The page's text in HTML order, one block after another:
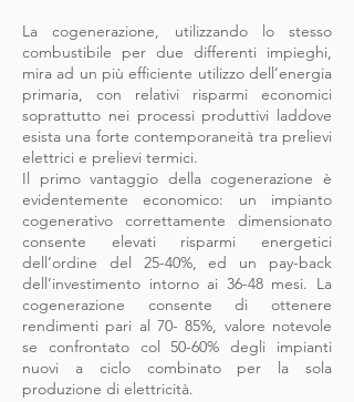
La cogenerazione, utilizzando lo stesso
combustibile per due differenti impieghi,
mira ad un più efficiente utilizzo dell’energia
primaria, con relativi risparmi economici
soprattutto nei processi produttivi laddove
esista una forte contemporaneità tra prelievi
elettrici e prelievi termici.
Il primo vantaggio della cogenerazione è
evidentemente economico: un impianto
cogenerativo correttamente dimensionato
consente elevati risparmi energetici
dell’ordine del 25-40%, ed un pay-back
dell’investimento intorno ai 36-48 mesi. La
cogenerazione consente di ottenere
rendimenti pari al 70- 85%, valore notevole
se confrontato col 50-60% degli impianti
nuovi a ciclo combinato per la sola
produzione di elettricità.